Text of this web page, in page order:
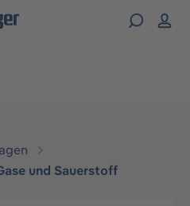
und Sauerstoff